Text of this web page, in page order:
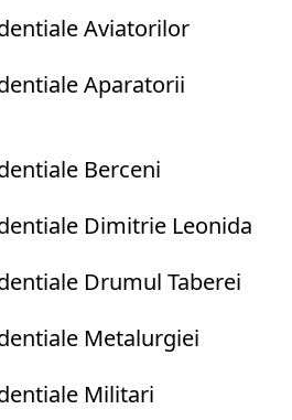
Aviatorilor
Aparatorii
Berceni
Dimitrie Leonida
Drumul Taberei
Metalurgiei
Militari